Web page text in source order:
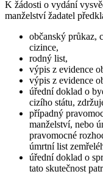
K žádosti o vydání
manželství žadatel
občanský průkaz,
cizince,
rodný list,
výpis z evidence
výpis z evidence
úřední doklad o
cizího státu,
případný
manželství, nebo
pravomocné
úmrtní list
úřední doklad o
tato skutečnost